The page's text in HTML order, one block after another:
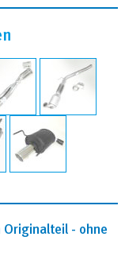
Originalteil - ohne